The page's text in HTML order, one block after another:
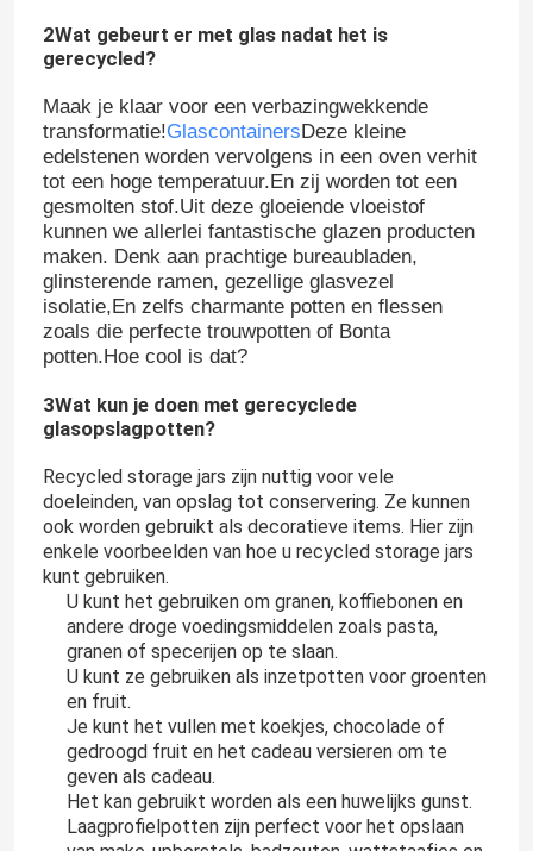
Thuis
Producten
Over ons
2Wat gebeurt er met glas nadat het is
gerecycled?
Maak je klaar voor een verbazingwekkende
transformatie!GlascontainersDeze kleine
edelstenen worden vervolgens in een oven verhit
tot een hoge temperatuur.En zij worden tot een
gesmolten stof.Uit deze gloeiende vloeistof
kunnen we allerlei fantastische glazen producten
maken. Denk aan prachtige bureaubladen,
glinsterende ramen, gezellige glasvezel
isolatie,En zelfs charmante potten en flessen
zoals die perfecte trouwpotten of Bonta
potten.Hoe cool is dat?
3Wat kun je doen met gerecyclede
glasopslagpotten?
Recycled storage jars zijn nuttig voor vele
doeleinden, van opslag tot conservering. Ze kunnen
ook worden gebruikt als decoratieve items. Hier zijn
enkele voorbeelden van hoe u recycled storage jars
kunt gebruiken.
U kunt het gebruiken om granen, koffiebonen en
andere droge voedingsmiddelen zoals pasta,
granen of specerijen op te slaan.
U kunt ze gebruiken als inzetpotten voor groenten
en fruit.
Je kunt het vullen met koekjes, chocolade of
gedroogd fruit en het cadeau versieren om te
geven als cadeau.
Het kan gebruikt worden als een huwelijks gunst.
Laagprofielpotten zijn perfect voor het opslaan